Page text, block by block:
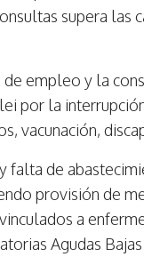
supera las
empleo y la
por la
vacunación,
falta de
provisión de
a
Agudas